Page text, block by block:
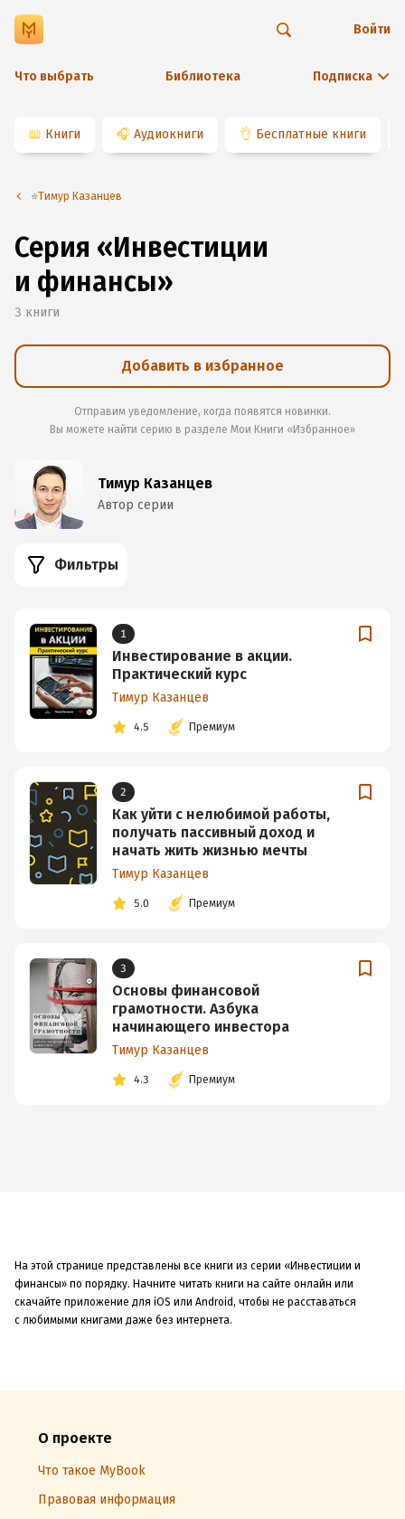
Что выбрать Библиотека Подписка
Войти
📖 Книги 🎧 Аудиокниги 👌 Бесплатные книги
⭐️Тимур Казанцев
Серия «Инвестиции
и финансы»
3 книги
Добавить в избранное
Отправим уведомление, когда появятся новинки.
Вы можете найти серию в разделе Мои Книги «Избранное»
Тимур Казанцев
Автор серии
Фильтры
1
Инвестирование в акции.
Практический курс
Тимур Казанцев
4.5 Премиум
2
Как уйти с нелюбимой работы,
получать пассивный доход и
начать жить жизнью мечты
Тимур Казанцев
5.0 Премиум
3
Основы финансовой
грамотности. Азбука
начинающего инвестора
Тимур Казанцев
4.3 Премиум
На этой странице представлены все книги из серии «Инвестиции и
финансы» по порядку. Начните читать книги на сайте онлайн или
скачайте приложение для iOS или Android, чтобы не расставаться
с любимыми книгами даже без интернета.
О проекте
Что такое MyBook
Правовая информация